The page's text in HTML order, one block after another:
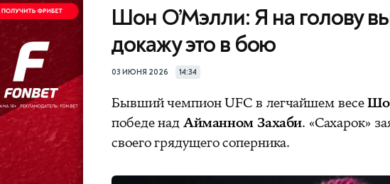
Шон О’Мэлли: Я на голову
докажу это в бою
03 ИЮНЯ 2026 14:34
Бывший чемпион UFC в легчайшем весе
победе надАйманном Захаби. «Сахарок»
своего грядущего соперника.